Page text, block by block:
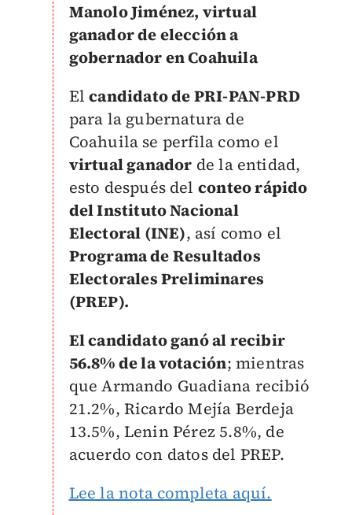
Manolo Jiménez, virtual
ganador de elección a
gobernador en Coahuila
Elcandidato de PRI-PAN-PRD
para la gubernatura de
Coahuila se perfila como el
virtual ganador de la entidad,
esto después del conteo rápido
del Instituto Nacional
Electoral (INE), así como el
Programa de Resultados
Electorales Preliminares
(PREP).
El candidato ganó al recibir
56.8% de la votación; mientras
que Armando Guadiana recibió
21.2%, Ricardo Mejía Berdeja
13.5%, Lenin Pérez 5.8%, de
acuerdo con datos del PREP.
Lee la nota completa aquí.